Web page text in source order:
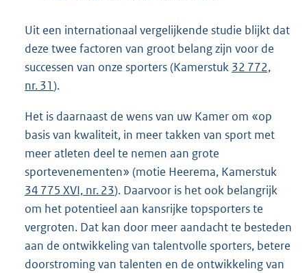
Uit een internationaal vergelijkende studie blijkt dat
deze twee factoren van groot belang zijn voor de
successen van onze sporters (Kamerstuk 32 772,
nr. 31).
Het is daarnaast de wens van uw Kamer om «op
basis van kwaliteit, in meer takken van sport met
meer atleten deel te nemen aan grote
sportevenementen» (motie Heerema, Kamerstuk
34 775 XVI, nr. 23). Daarvoor is het ook belangrijk
om het potentieel aan kansrijke topsporters te
vergroten. Dat kan door meer aandacht te besteden
aan de ontwikkeling van talentvolle sporters, betere
doorstroming van talenten en de ontwikkeling van